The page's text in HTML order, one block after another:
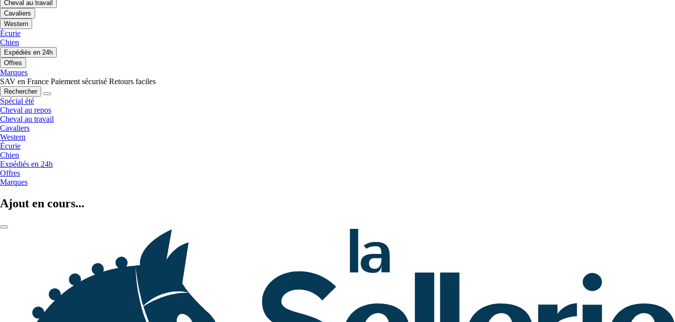
Cheval au travail
Cavaliers
Western
Écurie
Chien
Expédiés en 24h
Offres
Marques
SAV en France Paiement sécurisé Retours faciles
Rechercher
Spécial été
Cheval au repos
Cheval au travail
Cavaliers
Western
Écurie
Chien
Expédiés en 24h
Offres
Marques
Ajout en cours...